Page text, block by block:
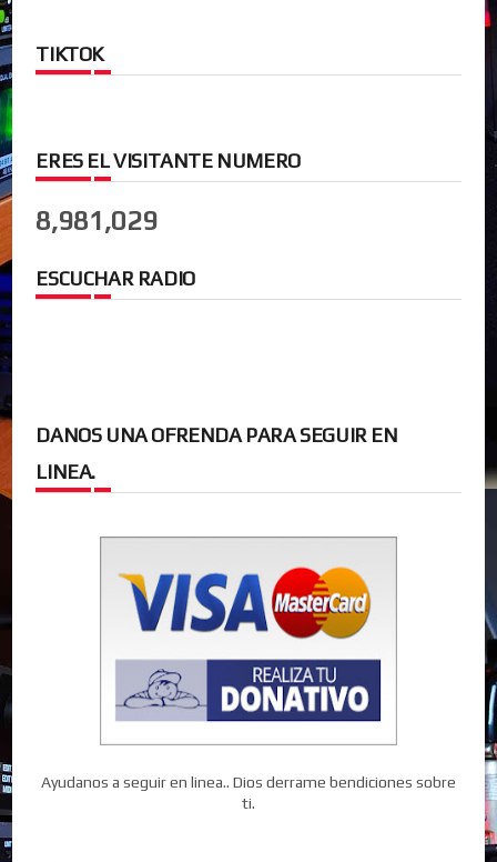
TIKTOK
ERES EL VISITANTE NUMERO
8,981,029
ESCUCHAR RADIO
DANOS UNA OFRENDA PARA SEGUIR EN
LINEA.
Ayudanos a seguir en linea.. Dios derrame bendiciones sobre
ti.